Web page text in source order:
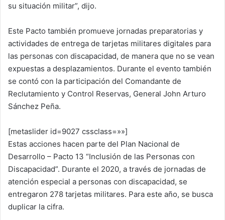
su situación militar”, dijo.
Este Pacto también promueve jornadas preparatorias y
actividades de entrega de tarjetas militares digitales para
las personas con discapacidad, de manera que no se vean
expuestas a desplazamientos. Durante el evento también
se contó con la participación del Comandante de
Reclutamiento y Control Reservas, General John Arturo
Sánchez Peña.
[metaslider id=9027 cssclass=»»]
Estas acciones hacen parte del Plan Nacional de
Desarrollo – Pacto 13 “Inclusión de las Personas con
Discapacidad”. Durante el 2020, a través de jornadas de
atención especial a personas con discapacidad, se
entregaron 278 tarjetas militares. Para este año, se busca
duplicar la cifra.